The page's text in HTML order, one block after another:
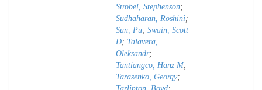
Strobel, Stephenson;
Sudhaharan, Roshini;
Sun, Pu; Swain, Scott
D; Talavera,
Oleksandr;
Tantiangco, Hanz M;
Tarasenko, Georgy;